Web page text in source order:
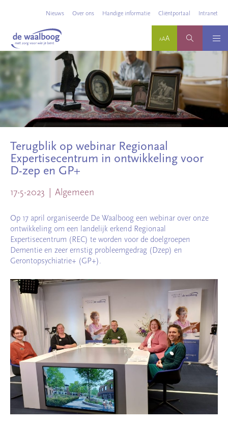
Nieuws Over ons Handige informatie Cliëntportaal Intranet
Terugblik op webinar Regionaal
Expertisecentrum in ontwikkeling voor
D-zep en GP+
17-5-2023 Algemeen
Op 17 april organiseerde De Waalboog een webinar over onze
ontwikkeling om een landelijk erkend Regionaal
Expertisecentrum (REC) te worden voor de doelgroepen
Dementie en zeer ernstig probleemgedrag (Dzep) en
Gerontopsychiatrie+ (GP+).